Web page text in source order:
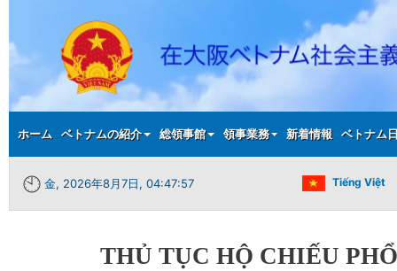
Main menu
ホーム ベトナムの紹介 総領事館 領事業務 新着情報 ベトナム
金, 2026年8月7日, 04:47:58 Tiếng Việt
THỦ TỤC HỘ CHIẾU